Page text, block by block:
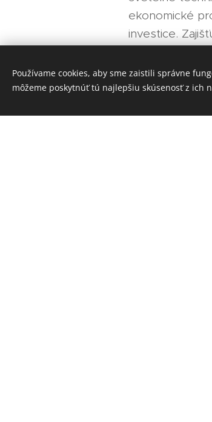
ekonomické
investice.
zdrojů ze
Používame cookies, aby sme zaistili správne
môžeme poskytnúť tú najlepšiu skúsenosť z ich